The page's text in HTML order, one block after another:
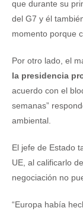
que durante su
del G7 y él
momento porque
Por otro lado, el
la presidencia
acuerdo con el
semanas”
ambiental.
El jefe de Estado
UE, al calificarlo
negociación no
“Europa había